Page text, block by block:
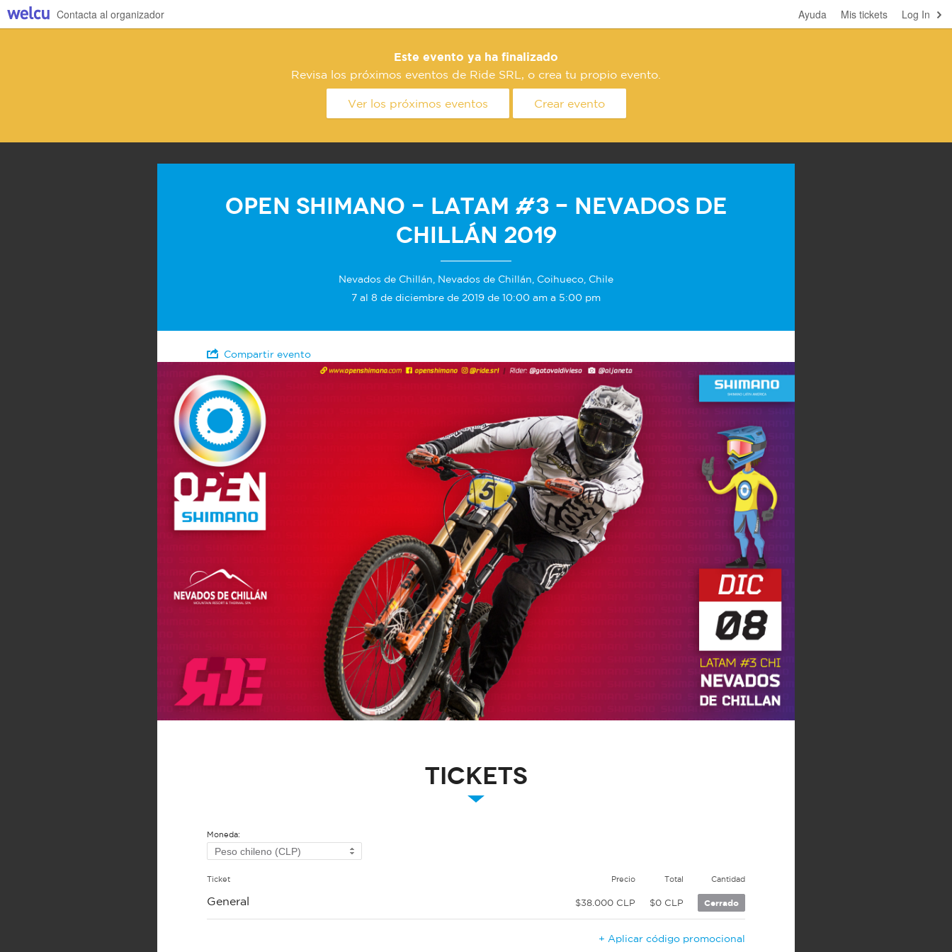
Log In
Mis tickets
Ayuda
Contacta al organizador
Este evento ya ha finalizado
Revisa los próximos eventos de Ride SRL, o crea tu propio evento.
Ver los próximos eventos Crear evento
Open Shimano - Latam #3 - Nevados de
Chillán 2019
Nevados de Chillán, Nevados de Chillán, Coihueco, Chile
7 al 8 de diciembre de 2019 de 10:00 am a 5:00 pm
Compartir evento
Tickets
Moneda:
Ticket Precio Total Cantidad
General $38.000 CLP $0 CLP Cerrado
+ Aplicar código promocional